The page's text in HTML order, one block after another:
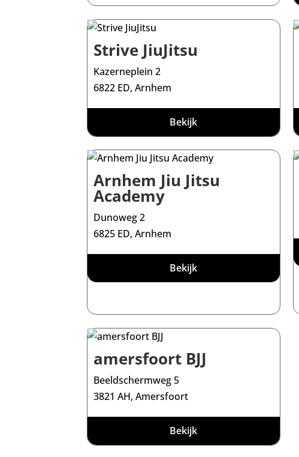
Strive JiuJitsu
Kazerneplein 2
6822 ED, Arnhem
Bekijk
Arnhem Jiu Jitsu
Academy
Dunoweg 2
6825 ED, Arnhem
Bekijk
amersfoort BJJ
Beeldschermweg 5
3821 AH, Amersfoort
Bekijk